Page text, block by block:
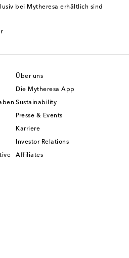
bei Mytheresa erhältlich sind
Über uns
Die Mytheresa App
Sustainability
Presse & Events
Karriere
Investor Relations
Affiliates